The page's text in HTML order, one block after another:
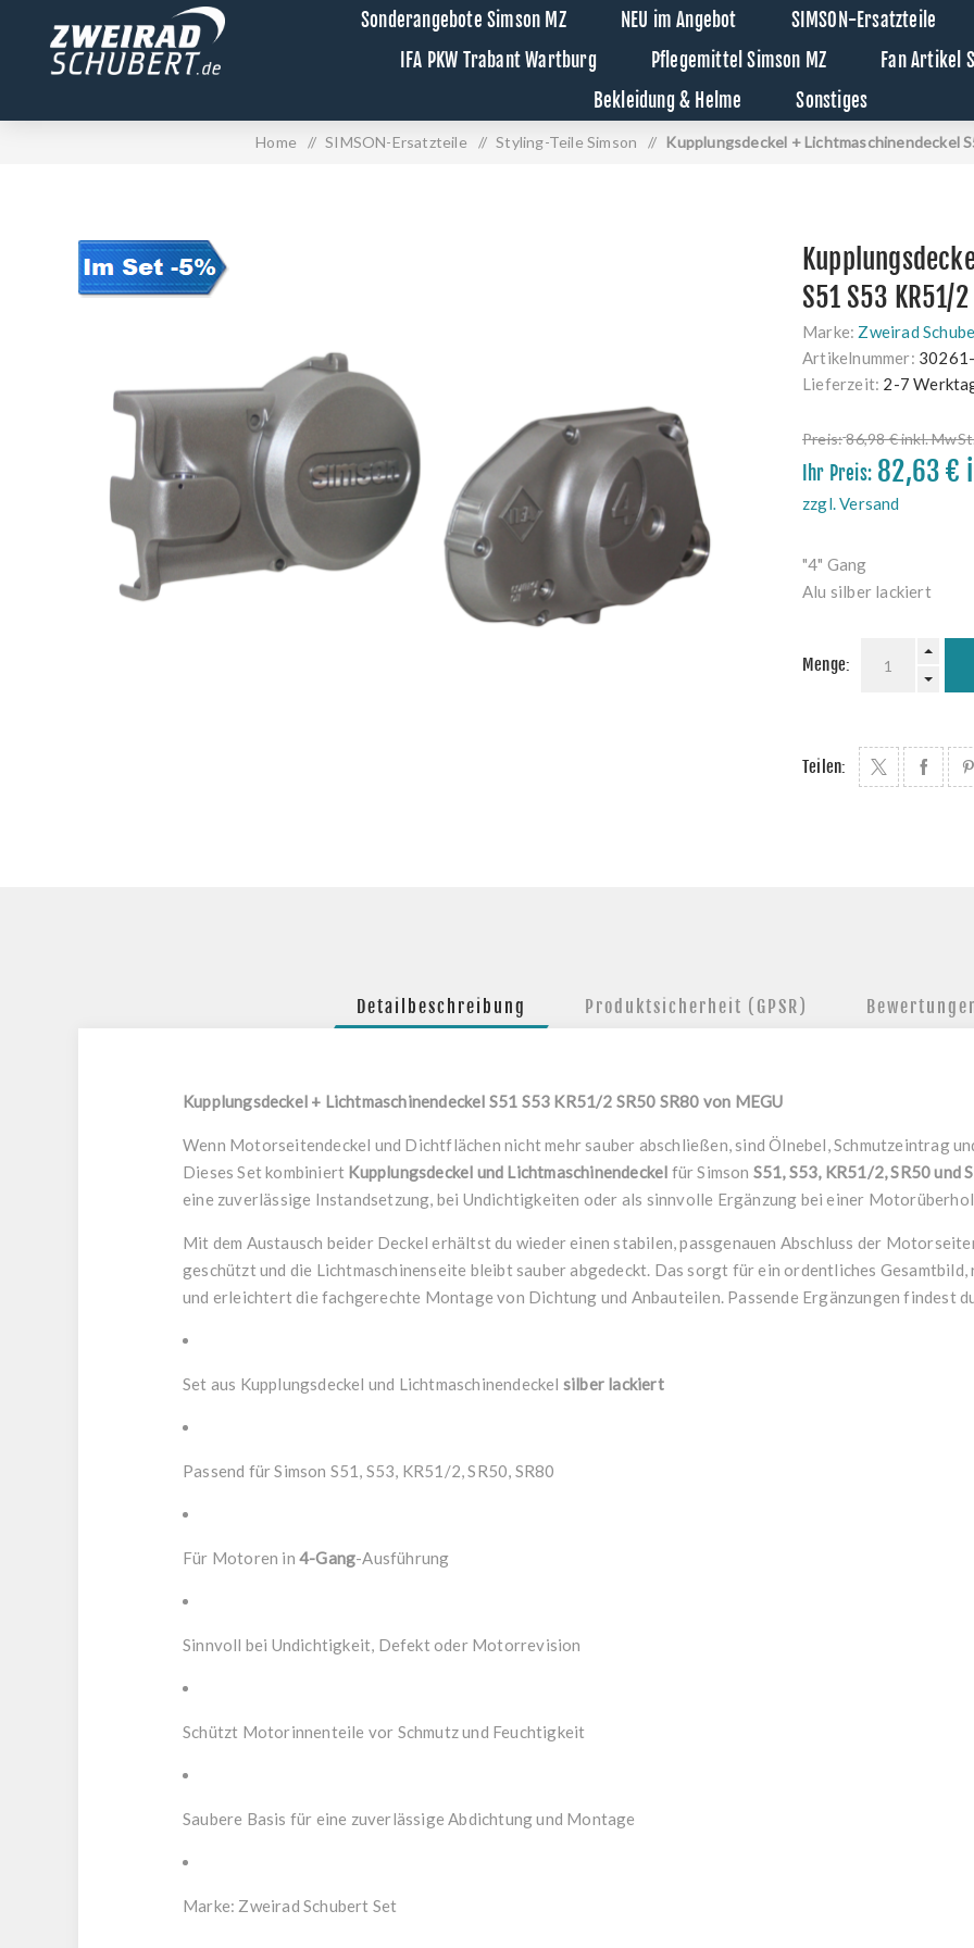
Sonderangebote Simson MZ NEU im Angebot SIMSON-Ersatzteile
IFA PKW Trabant Wartburg
Pflegemittel Simson MZ
Fan Artikel
Bekleidung & Helme
Sonstiges
Home / SIMSON-Ersatzteile / Styling-Teile Simson / Kupplungsdeckel + Lichtmaschinendeckel
S51 S53 KR51/
Marke: Zweirad
Artikelnummer:
Lieferzeit: 2-7
Preis:86,98 € inkl.
Ihr Preis: 82,63 €
zzgl. Versand
"4" Gang
Alu silber lackiert
Menge:
Teilen:
Detailbeschreibung Produktsicherheit (GPSR)
Kupplungsdeckel + Lichtmaschinendeckel S51 S53 KR51/2 SR50 SR80 von MEGU
Wenn Motorseitendeckel und Dichtflächen nicht mehr sauber abschließen, sind Ölnebel, Schmutzeintrag
Dieses Set kombiniert Kupplungsdeckel und Lichtmaschinendeckel für Simson S51, S53, KR51/2, SR50 und
eine zuverlässige Instandsetzung, bei Undichtigkeiten oder als sinnvolle Ergänzung bei einer
Mit dem Austausch beider Deckel erhältst du wieder einen stabilen, passgenauen Abschluss der
geschützt und die Lichtmaschinenseite bleibt sauber abgedeckt. Das sorgt für ein ordentliches
und erleichtert die fachgerechte Montage von Dichtung und Anbauteilen. Passende Ergänzungen findest
Set aus Kupplungsdeckel und Lichtmaschinendeckel silber lackiert
Passend für Simson S51, S53, KR51/2, SR50, SR80
Für Motoren in 4-Gang-Ausführung
Sinnvoll bei Undichtigkeit, Defekt oder Motorrevision
Schützt Motorinnenteile vor Schmutz und Feuchtigkeit
Saubere Basis für eine zuverlässige Abdichtung und Montage
Marke: Zweirad Schubert Set